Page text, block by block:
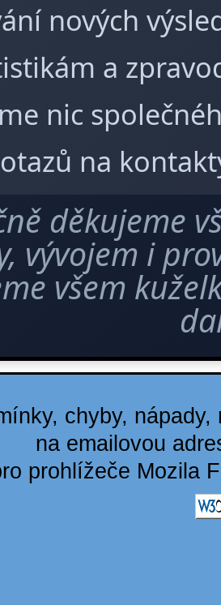
nových
a
nic
na
děkujeme
vývojem i
všem
chyby,
na emailovou
prohlížeče Mozila